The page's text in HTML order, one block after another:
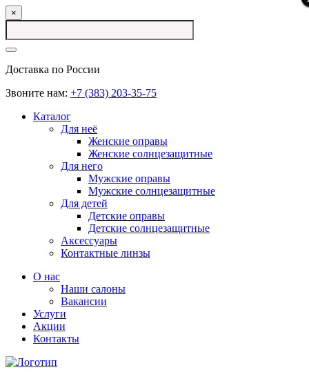
×
Доставка по России
Звоните нам: +7 (383) 203-35-75
Каталог
Для неё
Женские оправы
Женские солнцезащитные
Для него
Мужские оправы
Мужские солнцезащитные
Для детей
Детские оправы
Детские солнцезащитные
Аксессуары
Контактные линзы
О нас
Наши салоны
Вакансии
Услуги
Акции
Контакты